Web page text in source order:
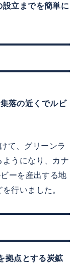
立までを簡単に
落の近くでルビ
て、グリーンラ
うになり、カナ
ーを産出する地
行いました。
拠点とする炭鉱